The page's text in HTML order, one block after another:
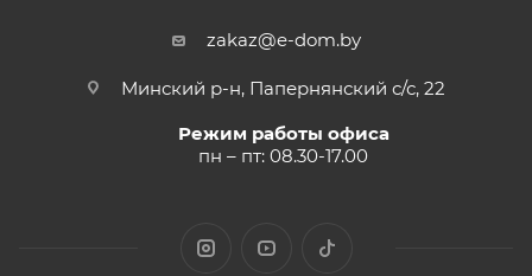
zakaz@e-dom.by
Минский р-н, Папернянский с/с, 22
Режим работы офиса
пн – пт: 08.30-17.00